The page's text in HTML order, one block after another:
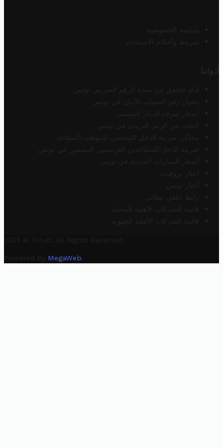
سياسة الخصوصية
شروط وأحكام الاستخدام
أدواتنا
أداة التحقق من صحة الرقم الضريبي تونس
محول رقم الحساب الآيبان في تونس
أسعار صرف الدينار التونسي
البحث عن الرمز البريدي في تونس
محاكي ضريبة الدخل الشخصي للموظف/المتقاعد
ضريبة الدخل للمتقاعدين الفرنسيين المقيمين في تونس
أسعار السيارات الجديدة في تونس
أخبار تروفيت
أخبار تونس
رابط خلفي مجاني
قائمة الشركات الأهلية المحلية
قائمة الشركات الأهلية الجهوية
2025 © Trovit. All Rights Reserved.
Powered By MegaWeb